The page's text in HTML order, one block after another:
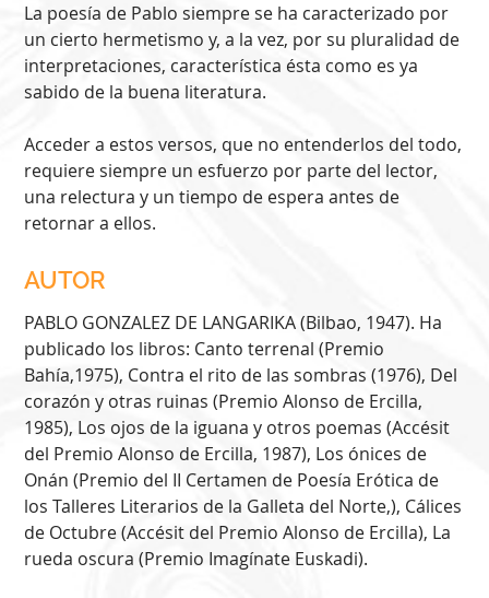
La poesía de Pablo siempre se ha caracterizado por
un cierto hermetismo y, a la vez, por su pluralidad de
interpretaciones, característica ésta como es ya
sabido de la buena literatura.
Acceder a estos versos, que no entenderlos del todo,
requiere siempre un esfuerzo por parte del lector,
una relectura y un tiempo de espera antes de
retornar a ellos.
AUTOR
PABLO GONZALEZ DE LANGARIKA (Bilbao, 1947). Ha
publicado los libros: Canto terrenal (Premio
Bahía,1975), Contra el rito de las sombras (1976), Del
corazón y otras ruinas (Premio Alonso de Ercilla,
1985), Los ojos de la iguana y otros poemas (Accésit
del Premio Alonso de Ercilla, 1987), Los ónices de
Onán (Premio del II Certamen de Poesía Erótica de
los Talleres Literarios de la Galleta del Norte,), Cálices
de Octubre (Accésit del Premio Alonso de Ercilla), La
rueda oscura (Premio Imagínate Euskadi).